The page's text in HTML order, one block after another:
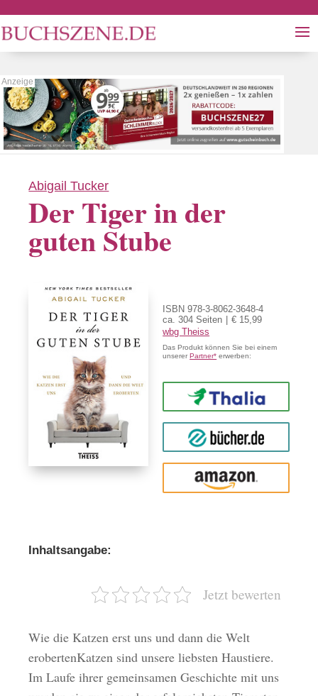
Abigail Tucker
Der Tiger in der
guten Stube
ISBN 978-3-8062-3648-4
ca. 304 Seiten
€ 15,99
wbg Theiss
Das Produkt können Sie bei einem
unsererPartner* erwerben:
Thalia
buecher.de
Amazon
Inhaltsangabe:
Jetzt bewerten
Wie die Katzen erst uns und dann die Welt
erobertenKatzen sind unsere liebsten Haustiere.
Im Laufe ihrer gemeinsamen Geschichte mit uns